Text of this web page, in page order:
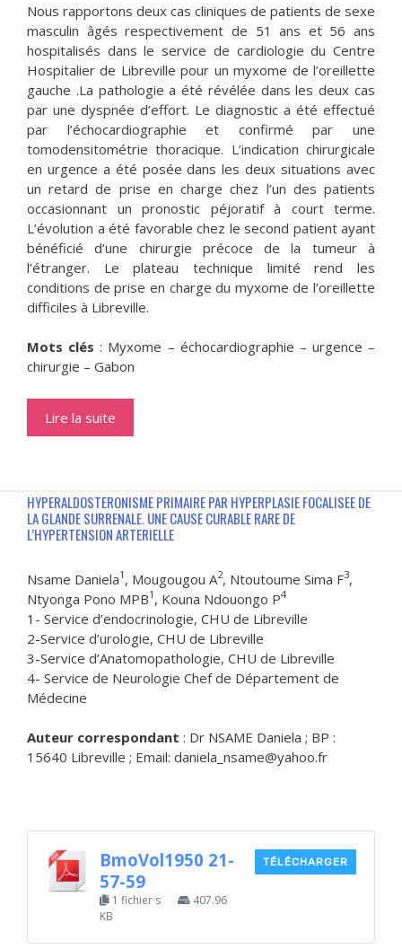
Nous rapportons deux cas cliniques de patients de sexe
masculin âgés respectivement de 51 ans et 56 ans
hospitalisés dans le service de cardiologie du Centre
Hospitalier de Libreville pour un myxome de l’oreillette
gauche .La pathologie a été révélée dans les deux cas
par une dyspnée d’effort. Le diagnostic a été effectué
par l’échocardiographie et confirmé par une
tomodensitométrie thoracique. L’indication chirurgicale
en urgence a été posée dans les deux situations avec
un retard de prise en charge chez l’un des patients
occasionnant un pronostic péjoratif à court terme.
L’évolution a été favorable chez le second patient ayant
bénéficié d’une chirurgie précoce de la tumeur à
l’étranger. Le plateau technique limité rend les
conditions de prise en charge du myxome de l’oreillette
difficiles à Libreville.
Mots clés : Myxome – échocardiographie – urgence –
chirurgie – Gabon
Lire la suite
HYPERALDOSTERONISME PRIMAIRE PAR HYPERPLASIE FOCALISEE DE
LA GLANDE SURRENALE. UNE CAUSE CURABLE RARE DE
L’HYPERTENSION ARTERIELLE
Nsame Daniela1 , Mougougou A2, Ntoutoume Sima F3,
Ntyonga Pono MPB1 , Kouna Ndouongo P4
1- Service d’endocrinologie, CHU de Libreville
2-Service d’urologie, CHU de Libreville
3-Service d’Anatomopathologie, CHU de Libreville
4- Service de Neurologie Chef de Département de
Médecine
Auteur correspondant : Dr NSAME Daniela ; BP :
15640 Libreville ; Email: daniela_nsame@yahoo.fr
BmoVol1950 21-
57-59
1 fichier·s
407.96
KB
TÉLÉCHARGER